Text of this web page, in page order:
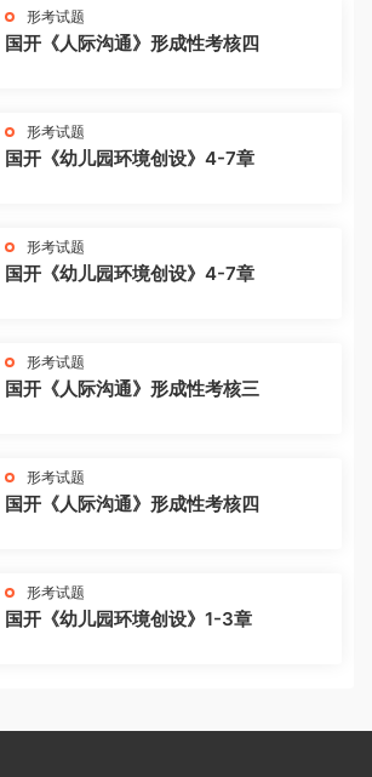
形考试题
国开《人际沟通》形成性考核四
形考试题
国开《幼儿园环境创设》4-7章
形考试题
国开《幼儿园环境创设》4-7章
形考试题
国开《人际沟通》形成性考核三
形考试题
国开《人际沟通》形成性考核四
形考试题
国开《幼儿园环境创设》1-3章